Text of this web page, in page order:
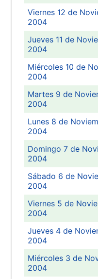
Viernes 12 de
2004
Jueves 11 de
2004
Miércoles 10 de
2004
Martes 9 de
2004
Lunes 8 de
2004
Domingo 7 de
2004
Sábado 6 de
2004
Viernes 5 de
2004
Jueves 4 de
2004
Miércoles 3 de
2004